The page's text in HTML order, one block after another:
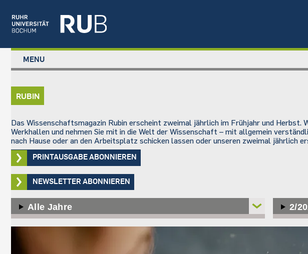
Main
STUDIUM
TRANSFER
ÜBER UNS
EINRICHTUNGEN
Left
study
menu
MENU
RUBIN
Das Wissenschaftsmagazin Rubin erscheint zweimal jährlich im Frühjahr und Herbst.
Werkhallen und nehmen Sie mit in die Welt der Wissenschaft – mit allgemein
nach Hause oder an den Arbeitsplatz schicken lassen oder unseren zweimal jährlich
PRINTAUSGABE ABONNIEREN
NEWSLETTER ABONNIEREN
Alle Jahre 2/